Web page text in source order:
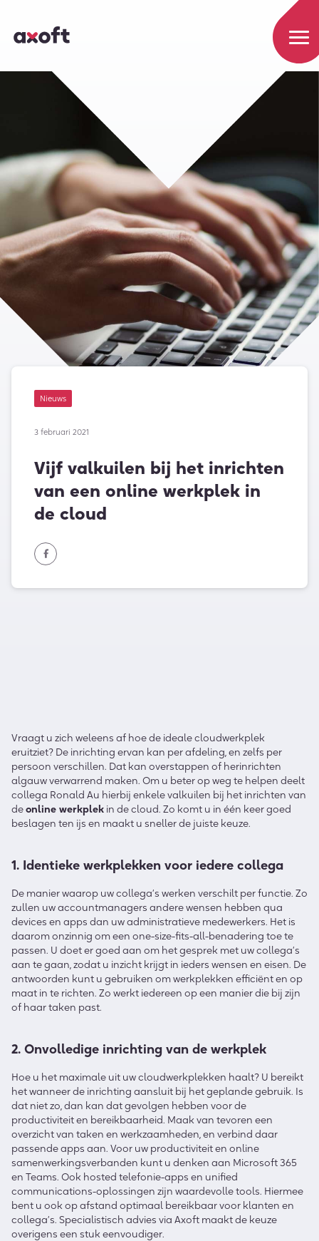
Nieuws
3 februari 2021
Vijf valkuilen bij het inrichten
van een online werkplek in
de cloud
Vraagt u zich weleens af hoe de ideale cloudwerkplek
eruitziet? De inrichting ervan kan per afdeling, en zelfs per
persoon verschillen. Dat kan overstappen of herinrichten
algauw verwarrend maken. Om u beter op weg te helpen deelt
collega Ronald Au hierbij enkele valkuilen bij het inrichten van
deonline werkplek in de cloud. Zo komt u in één keer goed
beslagen ten ijs en maakt u sneller de juiste keuze.
1. Identieke werkplekken voor iedere collega
De manier waarop uw collega’s werken verschilt per functie. Zo
zullen uw accountmanagers andere wensen hebben qua
devices en apps dan uw administratieve medewerkers. Het is
daarom onzinnig om een one-size-fits-all-benadering toe te
passen. U doet er goed aan om het gesprek met uw collega’s
aan te gaan, zodat u inzicht krijgt in ieders wensen en eisen. De
antwoorden kunt u gebruiken om werkplekken efficiënt en op
maat in te richten. Zo werkt iedereen op een manier die bij zijn
of haar taken past.
2. Onvolledige inrichting van de werkplek
Hoe u het maximale uit uw cloudwerkplekken haalt? U bereikt
het wanneer de inrichting aansluit bij het geplande gebruik. Is
dat niet zo, dan kan dat gevolgen hebben voor de
productiviteit en bereikbaarheid. Maak van tevoren een
overzicht van taken en werkzaamheden, en verbind daar
passende apps aan. Voor uw productiviteit en online
samenwerkingsverbanden kunt u denken aan Microsoft 365
en Teams. Ook hosted telefonie-apps en unified
communications-oplossingen zijn waardevolle tools. Hiermee
bent u ook op afstand optimaal bereikbaar voor klanten en
collega’s. Specialistisch advies via Axoft maakt de keuze
overigens een stuk eenvoudiger.